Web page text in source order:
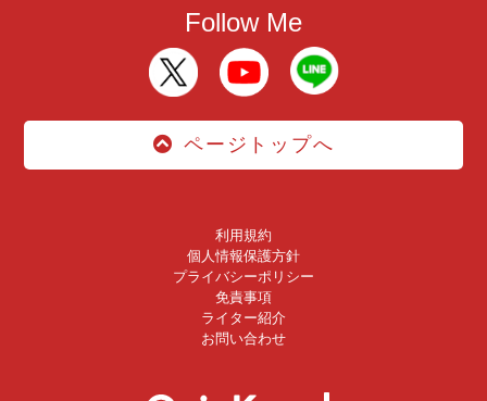
Follow Me
ページトップへ
利用規約
個人情報保護方針
プライバシーポリシー
免責事項
ライター紹介
お問い合わせ